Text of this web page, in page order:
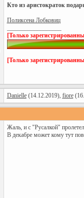
Кто из аристократок
Поликсена Лобковиц
[Только
[Только
Danielle(14.12.2019), fiore
Жаль, и с "Русалкой"
В декабре может кому тут